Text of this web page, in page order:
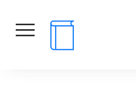
содержанию